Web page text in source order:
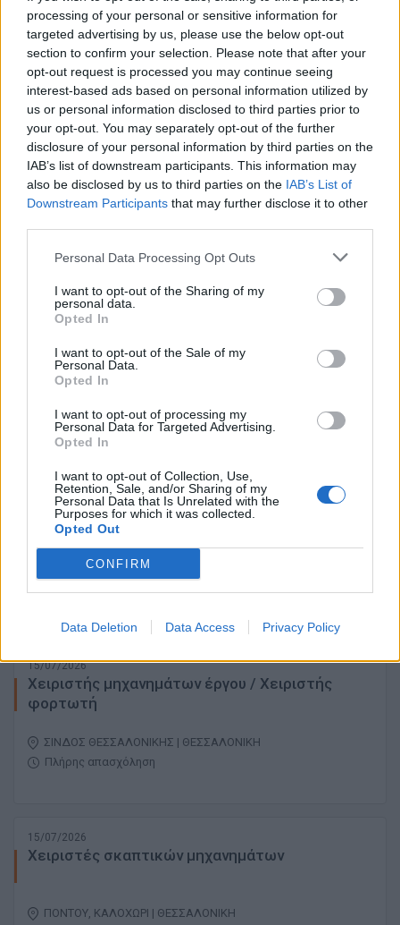
processing of your personal or sensitive information for
targeted advertising by us, please use the below opt-out
section to confirm your selection. Please note that after your
opt-out request is processed you may continue seeing
interest-based ads based on personal information utilized by
us or personal information disclosed to third parties prior to
your opt-out. You may separately opt-out of the further
disclosure of your personal information by third parties on the
IAB’s list of downstream participants. This information may
also be disclosed by us to third parties on the IAB’s List of
Downstream Participants that may further disclose it to other
Personal Data Processing Opt Outs
I want to opt-out of the Sharing of my
personal data.
Opted In
I want to opt-out of the Sale of my
Personal Data.
Opted In
I want to opt-out of processing my
Personal Data for Targeted Advertising.
Opted In
I want to opt-out of Collection, Use,
Retention, Sale, and/or Sharing of my
Personal Data that Is Unrelated with the
Purposes for which it was collected.
Opted Out
CONFIRM
Data Deletion Data Access Privacy Policy
ΔΙΑΒΑΤΑ | ΘΕΣΣΑΛΟΝΙΚΗ
Πλήρης απασχόληση
21/07/2026
Χειριστής ή Βοηθός Χειριστή Μηχανημάτων
Έργου
ΠΛΗΣΙΟΝ ΒΙΠΕ ΣΙΝΔΟΥ | ΘΕΣΣΑΛΟΝΙΚΗ
17/07/2026
Πλήρης απασχόληση
16/07/2026
Χειριστές - Οδηγοί γερανοφόρου οχήματος
(παπαγαλάκι)
ΚΑΡΔΙΑ | ΘΕΣΣΑΛΟΝΙΚΗ
Πλήρης απασχόληση
15/07/2026
Χειριστής μηχανημάτων έργου / Χειριστής
φορτωτή
ΣΙΝΔΟΣ ΘΕΣΣΑΛΟΝΙΚΗΣ | ΘΕΣΣΑΛΟΝΙΚΗ
Πλήρης απασχόληση
15/07/2026
Xειριστές σκαπτικών μηχανημάτων
ΠΟΝΤΟΥ, ΚΑΛΟΧΩΡΙ | ΘΕΣΣΑΛΟΝΙΚΗ